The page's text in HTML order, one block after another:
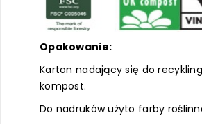
Opakowanie:
Karton nadający się do
kompost.
Do nadruków użyto farby